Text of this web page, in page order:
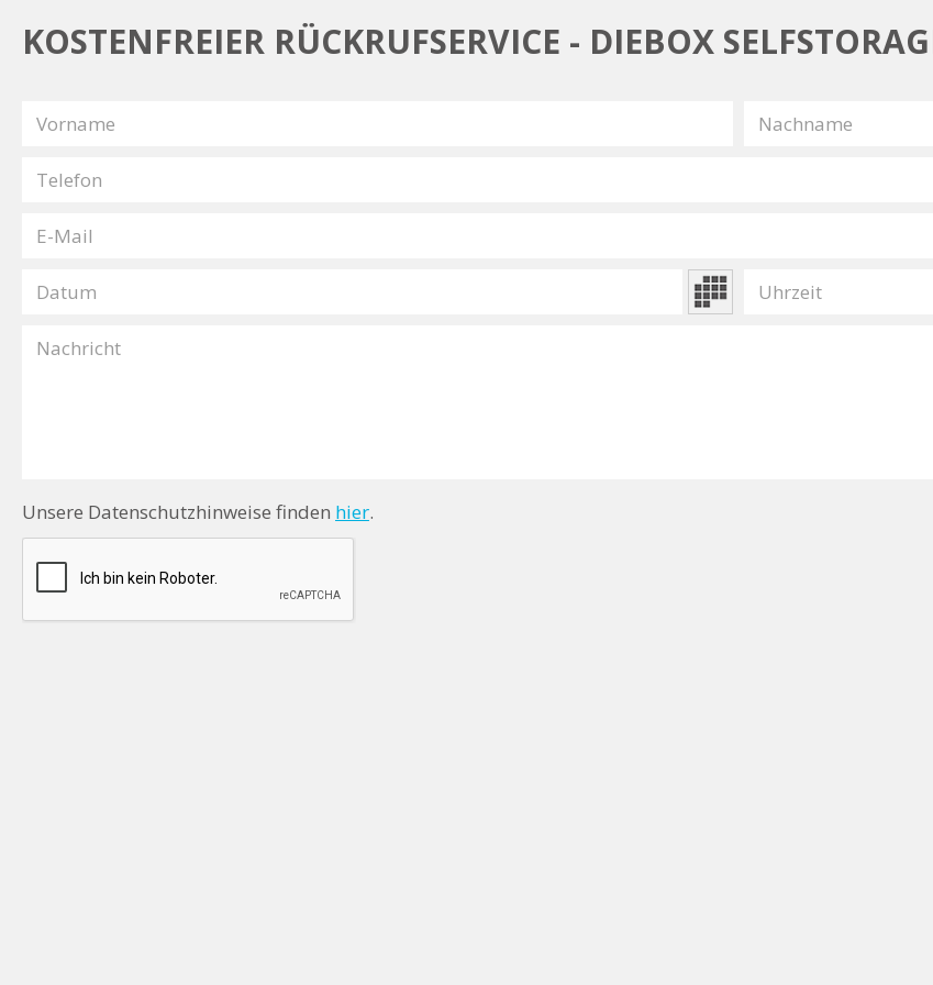
KOSTENFREIER RÜCKRUFSERVICE - DIEBOX
Unsere Datenschutzhinweise finden hier.